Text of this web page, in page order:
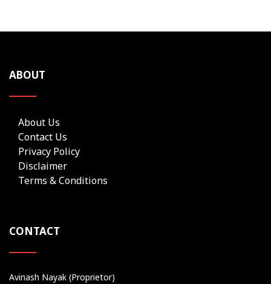
ABOUT
About Us
Contact Us
Privacy Policy
Disclaimer
Terms & Conditions
CONTACT
Avinash Nayak (Proprietor)